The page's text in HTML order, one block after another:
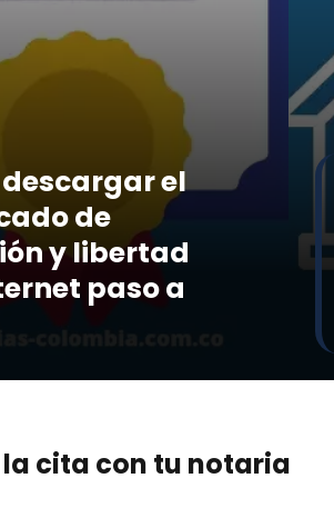
el
de
y libertad
paso a
cita con tu notaria